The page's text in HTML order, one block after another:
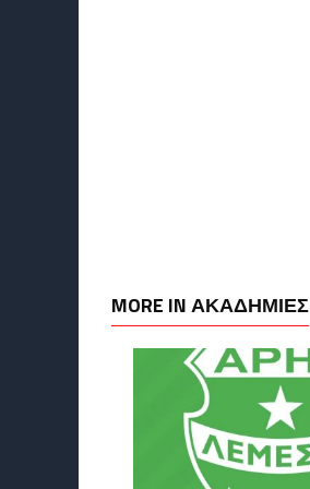
MORE IN ΑΚΑΔΗΜΙΕΣ